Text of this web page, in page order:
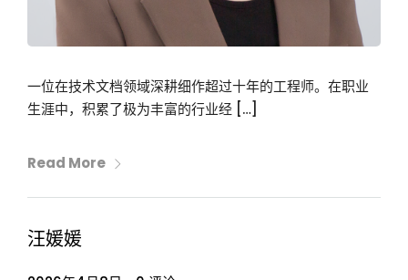
一位在技术文档领域深耕细作超过十年的工程师。在职业
生涯中，积累了极为丰富的行业经 […]
Read More
汪媛媛